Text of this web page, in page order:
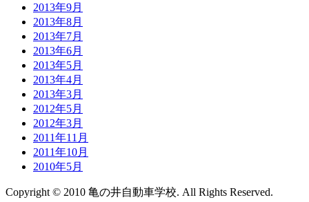
2013年9月
2013年8月
2013年7月
2013年6月
2013年5月
2013年4月
2013年3月
2012年5月
2012年3月
2011年11月
2011年10月
2010年5月
Copyright © 2010 亀の井自動車学校. All Rights Reserved.